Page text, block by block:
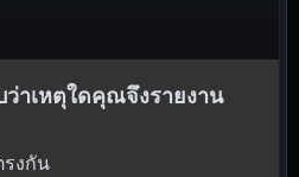
ว่าเหตุใดคุณจึงรายงาน
รงกัน